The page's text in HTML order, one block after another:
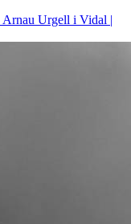
Arnau Urgell i Vidal |